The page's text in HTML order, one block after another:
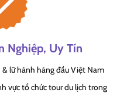
Nghiệp, Uy Tín
lữ hành hàng đầu Việt Nam
vực tổ chức tour du lịch trong